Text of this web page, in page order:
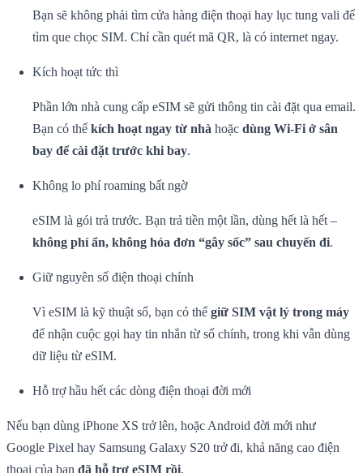
Bạn sẽ không phải tìm cửa hàng điện thoại hay lục tung vali để
tìm que chọc SIM. Chỉ cần quét mã QR, là có internet ngay.
Kích hoạt tức thì
Phần lớn nhà cung cấp eSIM sẽ gửi thông tin cài đặt qua email.
Bạn có thể kích hoạt ngay từ nhà hoặc dùng Wi-Fi ở sân
bay để cài đặt trước khi bay.
Không lo phí roaming bất ngờ
eSIM là gói trả trước. Bạn trả tiền một lần, dùng hết là hết –
không phí ẩn, không hóa đơn “gây sốc” sau chuyến đi.
Giữ nguyên số điện thoại chính
Vì eSIM là kỹ thuật số, bạn có thể giữ SIM vật lý trong máy
để nhận cuộc gọi hay tin nhắn từ số chính, trong khi vẫn dùng
dữ liệu từ eSIM.
Hỗ trợ hầu hết các dòng điện thoại đời mới
Nếu bạn dùng iPhone XS trở lên, hoặc Android đời mới như
Google Pixel hay Samsung Galaxy S20 trở đi, khả năng cao điện
thoại của bạn đã hỗ trợ eSIM rồi.